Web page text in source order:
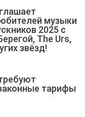
музыки
2025 с
The Urs,
звёзд!
тарифы